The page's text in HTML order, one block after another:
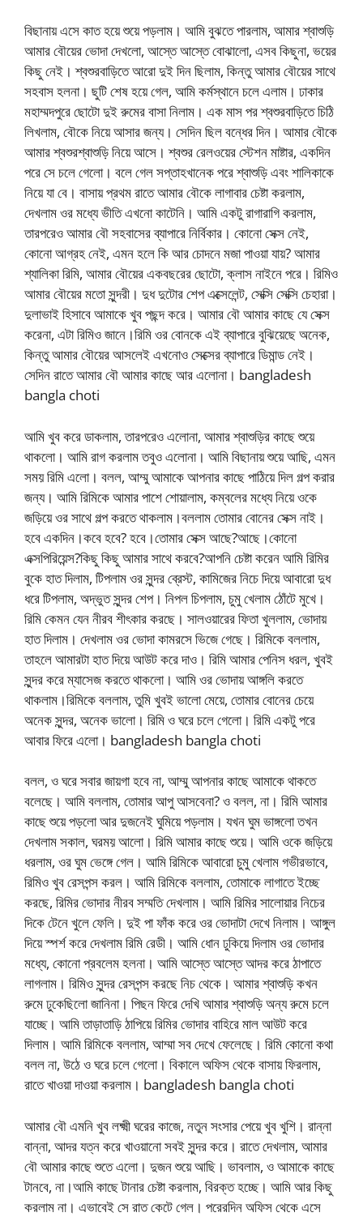
বিছানায় এসে কাত হয়ে শুয়ে পড়লাম। আমি বুঝতে পারলাম, আমার শ্বাশুড়ি
আমার বৌয়ের ভোদা দেখলো, আস্তে আস্তে বোঝালো, এসব কিছুনা, ভয়ের
কিছু নেই। শ্বশুরবাড়িতে আরো দুই দিন ছিলাম, কিন্তু আমার বৌয়ের সাথে
সহবাস হলনা। ছুটি শেষ হয়ে গেল, আমি কর্মস্থানে চলে এলাম। ঢাকার
মহাম্মদপুরে ছোটো দুই রুমের বাসা নিলাম। এক মাস পর শ্বশুরবাড়িতে চিঠি
লিখলাম, বৌকে নিয়ে আসার জন্য। সেদিন ছিল বন্ধের দিন। আমার বৌকে
আমার শ্বশুরশ্বাশুড়ি নিয়ে আসে। শ্বশুর রেলওয়ের স্টেশন মাষ্টার, একদিন
পরে সে চলে গেলো। বলে গেল সপ্তাহখানেক পরে শ্বাশুড়ি এবং শালিকাকে
নিয়ে যা বে। বাসায় প্রথম রাতে আমার বৌকে লাগাবার চেষ্টা করলাম,
দেখলাম ওর মধ্যে ভীতি এখনো কাটেনি। আমি একটু রাগারাগি করলাম,
তারপরেও আমার বৌ সহবাসের ব্যাপারে নির্বিকার। কোনো সেক্স নেই,
কোনো আগ্রহ নেই, এমন হলে কি আর চোদনে মজা পাওয়া যায়? আমার
শ্যালিকা রিমি, আমার বৌয়ের একবছরের ছোটো, ক্লাস নাইনে পরে। রিমিও
আমার বৌয়ের মতো সুন্দরী। দুধ দুটোর শেপ এক্সেলেন্ট, সেক্সি সেক্সি চেহারা।
দুলাভাই হিসাবে আমাকে খুব পছন্দ করে। আমার বৌ আমার কাছে যে সেক্স
করেনা, এটা রিমিও জানে।রিমি ওর বোনকে এই ব্যাপারে বুঝিয়েছে অনেক,
কিন্তু আমার বৌয়ের আসলেই এখনোও সেক্সের ব্যাপারে ডিমান্ড নেই।
সেদিন রাতে আমার বৌ আমার কাছে আর এলোনা। bangladesh
bangla choti
আমি খুব করে ডাকলাম, তারপরেও এলোনা, আমার শ্বাশুড়ির কাছে শুয়ে
থাকলো। আমি রাগ করলাম তবুও এলোনা। আমি বিছানায় শুয়ে আছি, এমন
সময় রিমি এলো। বলল, আম্মু আমাকে আপনার কাছে পাঠিয়ে দিল গল্প করার
জন্য। আমি রিমিকে আমার পাশে শোয়ালাম, কম্বলের মধ্যে নিয়ে ওকে
জড়িয়ে ওর সাথে গল্প করতে থাকলাম।বললাম তোমার বোনের সেক্স নাই।
হবে একদিন।কবে হবে? হবে।তোমার সেক্স আছে?আছে।কোনো
এক্সপিরিয়েন্স?কিছু কিছু আমার সাথে করবে?আপনি চেষ্টা করেন আমি রিমির
বুকে হাত দিলাম, টিপলাম ওর সুন্দর ব্রেস্ট, কামিজের নিচে দিয়ে আবারো দুধ
ধরে টিপলাম, অদ্ভুত সুন্দর শেপ। নিপল চিপলাম, চুমু খেলাম ঠোঁটে মুখে।
রিমি কেমন যেন নীরব শীৎকার করছে। সালওয়ারের ফিতা খুললাম, ভোদায়
হাত দিলাম। দেখলাম ওর ভোদা কামরসে ভিজে গেছে। রিমিকে বললাম,
তাহলে আমারটা হাত দিয়ে আউট করে দাও। রিমি আমার পেনিস ধরল, খুবই
সুন্দর করে ম্যাসেজ করতে থাকলো। আমি ওর ভোদায় আঙ্গলি করতে
থাকলাম।রিমিকে বললাম, তুমি খুবই ভালো মেয়ে, তোমার বোনের চেয়ে
অনেক সুন্দর, অনেক ভালো। রিমি ও ঘরে চলে গেলো। রিমি একটু পরে
আবার ফিরে এলো। bangladesh bangla choti
বলল, ও ঘরে সবার জায়গা হবে না, আম্মু আপনার কাছে আমাকে থাকতে
বলেছে। আমি বললাম, তোমার আপু আসবেনা? ও বলল, না। রিমি আমার
কাছে শুয়ে পড়লো আর দুজনেই ঘুমিয়ে পড়লাম। যখন ঘুম ভাঙ্গলো তখন
দেখলাম সকাল, ঘরময় আলো। রিমি আমার কাছে শুয়ে। আমি ওকে জড়িয়ে
ধরলাম, ওর ঘুম ভেঙ্গে গেল। আমি রিমিকে আবারো চুমু খেলাম গভীরভাবে,
রিমিও খুব রেসপন্স করল। আমি রিমিকে বললাম, তোমাকে লাগাতে ইচ্ছে
করছে, রিমির ভোদার নীরব সম্মতি দেখলাম। আমি রিমির সালোয়ার নিচের
দিকে টেনে খুলে ফেলি। দুই পা ফাঁক করে ওর ভোদাটা দেখে নিলাম। আঙ্গুল
দিয়ে স্পর্শ করে দেখলাম রিমি রেডী। আমি ধোন ঢুকিয়ে দিলাম ওর ভোদার
মধ্যে, কোনো প্রবলেম হলনা। আমি আস্তে আস্তে আদর করে ঠাপাতে
লাগলাম। রিমিও সুন্দর রেসপন্স করছে নিচ থেকে। আমার শ্বাশুড়ি কখন
রুমে ঢুকেছিলো জানিনা। পিছন ফিরে দেখি আমার শ্বাশুড়ি অন্য রুমে চলে
যাচ্ছে। আমি তাড়াতাড়ি ঠাপিয়ে রিমির ভোদার বাহিরে মাল আউট করে
দিলাম। আমি রিমিকে বললাম, আম্মা সব দেখে ফেলেছে। রিমি কোনো কথা
বলল না, উঠে ও ঘরে চলে গেলো। বিকালে অফিস থেকে বাসায় ফিরলাম,
রাতে খাওয়া দাওয়া করলাম। bangladesh bangla choti
আমার বৌ এমনি খুব লক্ষ্মী ঘরের কাজে, নতুন সংসার পেয়ে খুব খুশি। রান্না
বান্না, আদর যত্ন করে খাওয়ানো সবই সুন্দর করে। রাতে দেখলাম, আমার
বৌ আমার কাছে শুতে এলো। দুজন শুয়ে আছি। ভাবলাম, ও আমাকে কাছে
টানবে, না।আমি কাছে টানার চেষ্টা করলাম, বিরক্ত হচ্ছে। আমি আর কিছু
করলাম না। এভাবেই সে রাত কেটে গেল। পরেরদিন অফিস থেকে এসে